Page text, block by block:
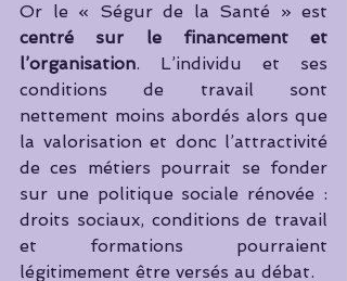
Or le « Ségur de la Santé » est
centré sur le financement et
l’organisation. L’individu et ses
conditions de travail sont
nettement moins abordés alors que
la valorisation et donc l’attractivité
de ces métiers pourrait se fonder
sur une politique sociale rénovée :
droits sociaux, conditions de travail
et formations pourraient
légitimement être versés au débat.